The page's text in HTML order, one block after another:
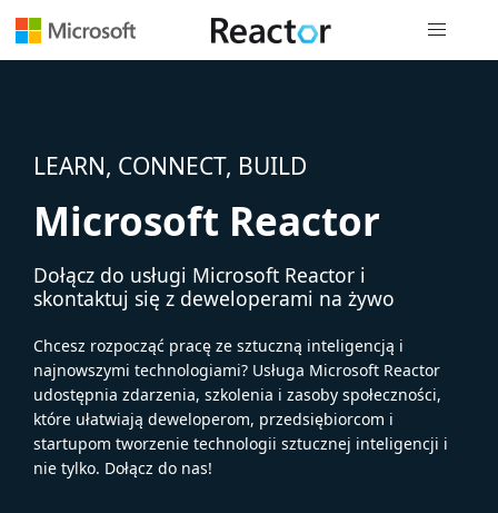
LEARN, CONNECT, BUILD
Microsoft Reactor
Dołącz do usługi Microsoft Reactor i
skontaktuj się z deweloperami na żywo
Chcesz rozpocząć pracę ze sztuczną inteligencją i
najnowszymi technologiami? Usługa Microsoft Reactor
udostępnia zdarzenia, szkolenia i zasoby społeczności,
które ułatwiają deweloperom, przedsiębiorcom i
startupom tworzenie technologii sztucznej inteligencji i
nie tylko. Dołącz do nas!